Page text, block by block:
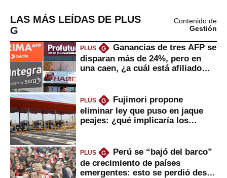
LAS MÁS LEÍDAS DE PLUS
G
Contenido de
Gestión
PLUS G
Ganancias de tres AFP se
disparan más de 24%, pero en
una caen, ¿a cuál está afiliado
PLUS G
Fujimori propone
eliminar ley que puso en jaque
peajes: ¿qué implicaría los
PLUS G
Perú se “bajó del barco”
de crecimiento de países
emergentes: esto se perdió desde